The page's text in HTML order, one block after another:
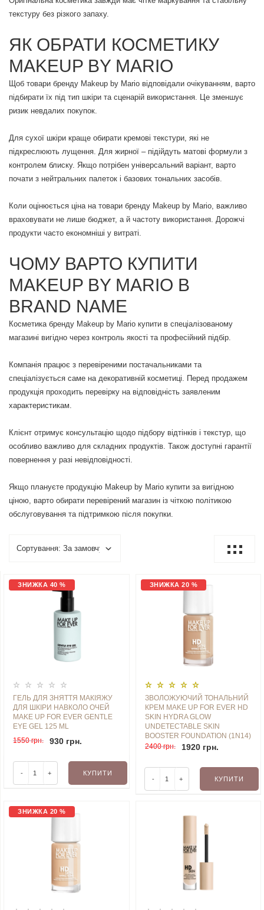
текстуру без різкого запаху.
ЯК ОБРАТИ КОСМЕТИКУ
MAKEUP BY MARIO
Щоб товари бренду Makeup by Mario відповідали очікуванням, варто
підбирати їх під тип шкіри та сценарій використання. Це зменшує
ризик невдалих покупок.
Для сухої шкіри краще обирати кремові текстури, які не
підкреслюють лущення. Для жирної – підійдуть матові формули з
контролем блиску. Якщо потрібен універсальний варіант, варто
почати з нейтральних палеток і базових тональних засобів.
Коли оцінюється ціна на товари бренду Makeup by Mario, важливо
враховувати не лише бюджет, а й частоту використання. Дорожчі
продукти часто економніші у витраті.
ЧОМУ ВАРТО КУПИТИ
MAKEUP BY MARIO В
BRAND NAME
Косметика бренду Makeup by Mario купити в спеціалізованому
магазині вигідно через контроль якості та професійний підбір.
Компанія працює з перевіреними постачальниками та
спеціалізується саме на декоративній косметиці. Перед продажем
продукція проходить перевірку на відповідність заявленим
характеристикам.
Клієнт отримує консультацію щодо підбору відтінків і текстур, що
особливо важливо для складних продуктів. Також доступні гарантії
повернення у разі невідповідності.
Якщо плануєте продукцію Makeup by Mario купити за вигідною
ціною, варто обирати перевірений магазин із чіткою політикою
обслуговування та підтримкою після покупки.
ЗНИЖКА 40 %
ГЕЛЬ ДЛЯ ЗНЯТТЯ МАКІЯЖУ
ДЛЯ ШКІРИ НАВКОЛО ОЧЕЙ
MAKE UP FOR EVER GENTLE
EYE GEL 125 ML
1550 грн.
930 грн.
- + КУПИТИ
ЗНИЖКА 20 %
ЗВОЛОЖУЮЧИЙ ТОНАЛЬНИЙ
КРЕМ MAKE UP FOR EVER HD
SKIN HYDRA GLOW
UNDETECTABLE SKIN
BOOSTER FOUNDATION (1N14)
30 ML
2400 грн. 1920 грн.
- + КУПИТИ
ЗНИЖКА 20 %